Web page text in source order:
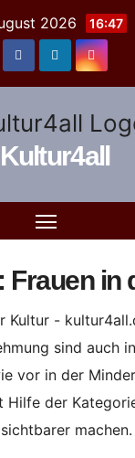
2026 16:47
Kultur4all
Frauen in
sind auch
vor in der
Hilfe der
machen.